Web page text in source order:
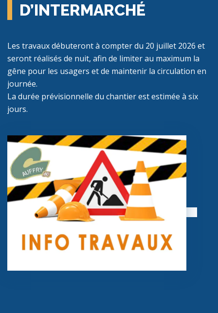
D’INTERMARCHÉ
Les travaux débuteront à compter du 20 juillet 2026 et
seront réalisés de nuit, afin de limiter au maximum la
gêne pour les usagers et de maintenir la circulation en
journée.
La durée prévisionnelle du chantier est estimée à six
jours.